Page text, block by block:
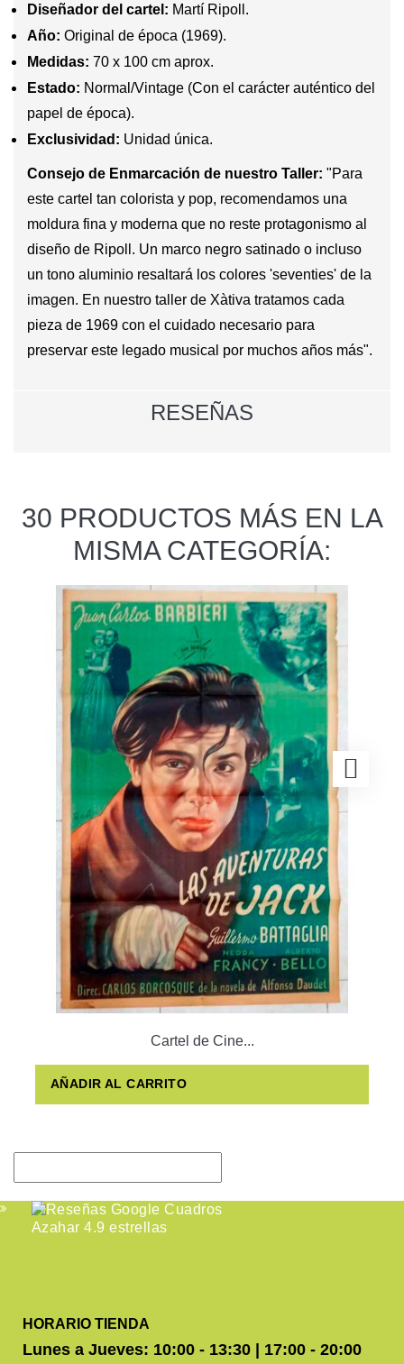
Diseñador del cartel: Martí Ripoll.
Año: Original de época (1969).
Medidas: 70 x 100 cm aprox.
Estado: Normal/Vintage (Con el carácter auténtico del
papel de época).
Exclusividad: Unidad única.
Consejo de Enmarcación de nuestro Taller: "Para
este cartel tan colorista y pop, recomendamos una
moldura fina y moderna que no reste protagonismo al
diseño de Ripoll. Un marco negro satinado o incluso
un tono aluminio resaltará los colores 'seventies' de la
imagen. En nuestro taller de Xàtiva tratamos cada
pieza de 1969 con el cuidado necesario para
preservar este legado musical por muchos años más".
RESEÑAS
30 PRODUCTOS MÁS EN LA
MISMA CATEGORÍA:
Cartel de Cine...
AÑADIR AL CARRITO
HORARIO TIENDA
Lunes a Jueves: 10:00 - 13:30 | 17:00 - 20:00